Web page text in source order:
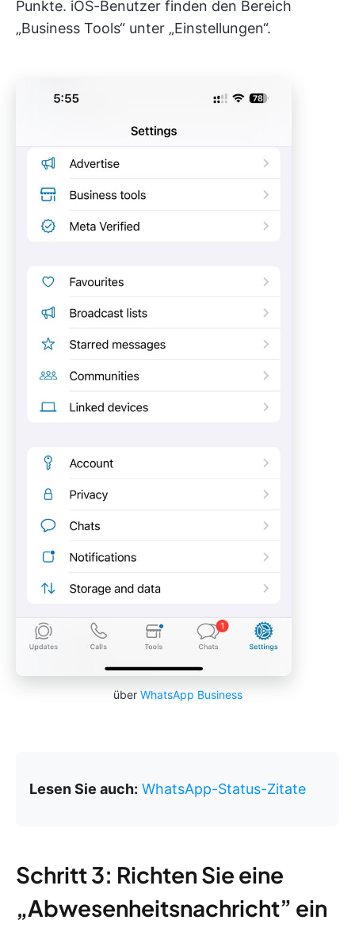
Punkte. iOS-Benutzer finden den Bereich
„Business Tools“ unter „Einstellungen“.
über WhatsApp Business
Lesen Sie auch: WhatsApp-Status-Zitate
Schritt 3: Richten Sie eine
„Abwesenheitsnachricht” ein